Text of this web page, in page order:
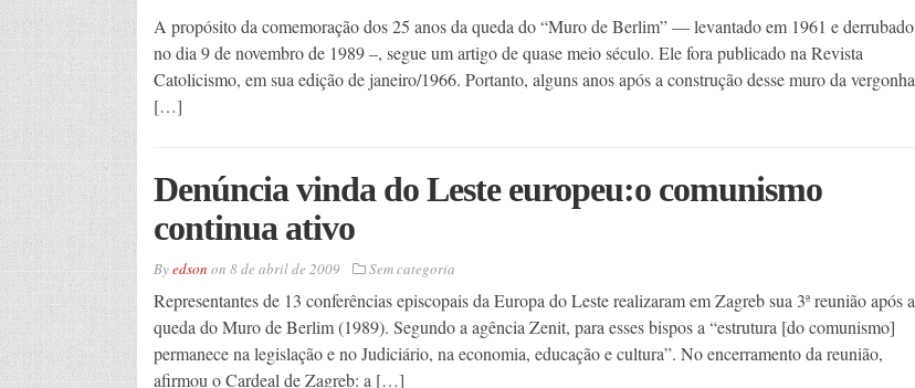
A propósito da comemoração dos 25 anos da queda do “Muro de Berlim” — levantado em 1961 e derrubado
no dia 9 de novembro de 1989 –, segue um artigo de quase meio século. Ele fora publicado na Revista
Catolicismo, em sua edição de janeiro/1966. Portanto, alguns anos após a construção desse muro da vergonha
[…]
Denúncia vinda do Leste europeu:o comunismo
continua ativo
Byedson on 8 de abril de 2009 Sem categoria
Representantes de 13 conferências episcopais da Europa do Leste realizaram em Zagreb sua 3ª reunião após a
queda do Muro de Berlim (1989). Segundo a agência Zenit, para esses bispos a “estrutura [do comunismo]
permanece na legislação e no Judiciário, na economia, educação e cultura”. No encerramento da reunião,
afirmou o Cardeal de Zagreb: a […]